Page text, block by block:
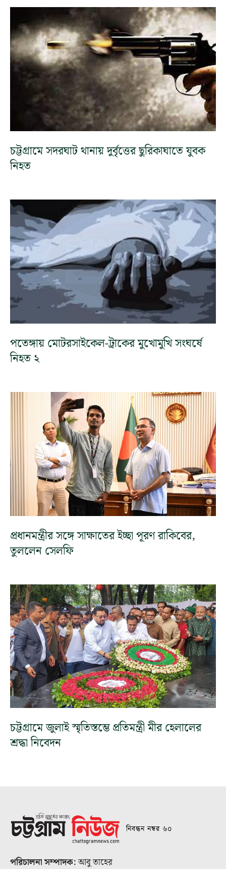
চট্টগ্রামে সদরঘাট থানায় দুর্বৃত্তের ছুরিকাঘাতে যুবক
নিহত
পতেঙ্গায় মোটরসাইকেল-ট্রাকের মুখোমুখি সংঘর্ষে
নিহত ২
প্রধানমন্ত্রীর সঙ্গে সাক্ষাতের ইচ্ছা পূরণ রাকিবের,
তুললেন সেলফি
চট্টগ্রামে জুলাই স্মৃতিস্তম্ভে প্রতিমন্ত্রী মীর হেলালের
শ্রদ্ধা নিবেদন
নিবন্ধন নম্বর ৬০
পরিচালনা সম্পাদক:আবু তাহের